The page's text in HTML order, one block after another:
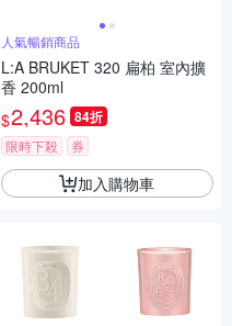
人氣暢銷商品
L:A BRUKET 320 扁柏 室內擴
香 200ml
$2,436 84折
限時下殺 券
加入購物車